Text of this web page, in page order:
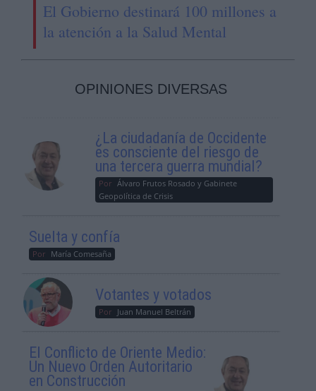
El Gobierno destinará 100 millones a
la atención a la Salud Mental
OPINIONES DIVERSAS
¿La ciudadanía de Occidente
es consciente del riesgo de
una tercera guerra mundial?
Por Álvaro Frutos Rosado y Gabinete
Geopolítica de Crisis
Suelta y confía
Por María Comesaña
Votantes y votados
Por Juan Manuel Beltrán
El Conflicto de Oriente Medio:
Un Nuevo Orden Autoritario
en Construcción